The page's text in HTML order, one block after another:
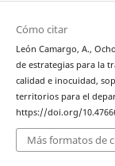
Cómo citar
León Camargo, A.,
de estrategias para la
calidad e inocuidad,
territorios para el
https://doi.org/
Más formatos de